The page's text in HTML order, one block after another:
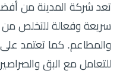
تعد شركة المدينة من
سريعة وفعالة للتخلص من
والمطاعم. كما تعتمد
للتعامل مع البق